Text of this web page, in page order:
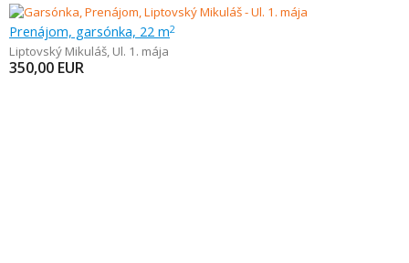
Prenájom, garsónka, 22 m2
Liptovský Mikuláš, Ul. 1. mája
350,00 EUR